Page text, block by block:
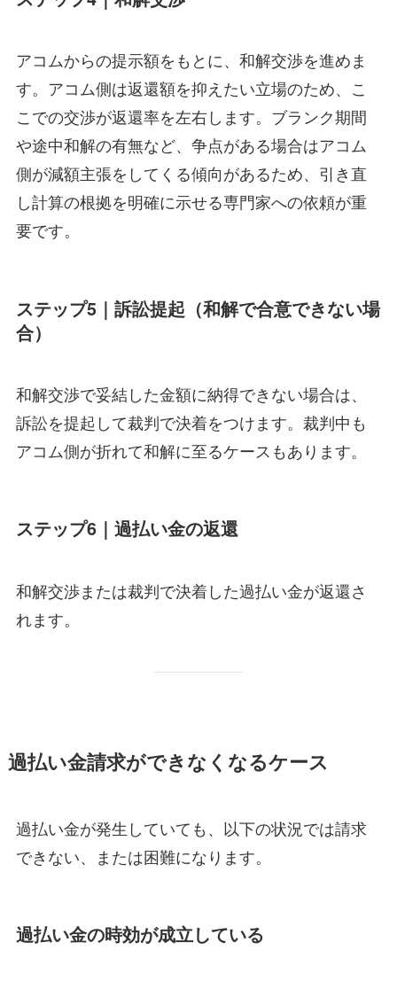
アコムからの提示額をもとに、和解交渉を進めま
す。アコム側は返還額を抑えたい立場のため、こ
こでの交渉が返還率を左右します。ブランク期間
や途中和解の有無など、争点がある場合はアコム
側が減額主張をしてくる傾向があるため、引き直
し計算の根拠を明確に示せる専門家への依頼が重
要です。
ステップ5｜訴訟提起（和解で合意できない場
合）
和解交渉で妥結した金額に納得できない場合は、
訴訟を提起して裁判で決着をつけます。裁判中も
アコム側が折れて和解に至るケースもあります。
ステップ6｜過払い金の返還
和解交渉または裁判で決着した過払い金が返還さ
れます。
過払い金請求ができなくなるケース
過払い金が発生していても、以下の状況では請求
できない、または困難になります。
過払い金の時効が成立している